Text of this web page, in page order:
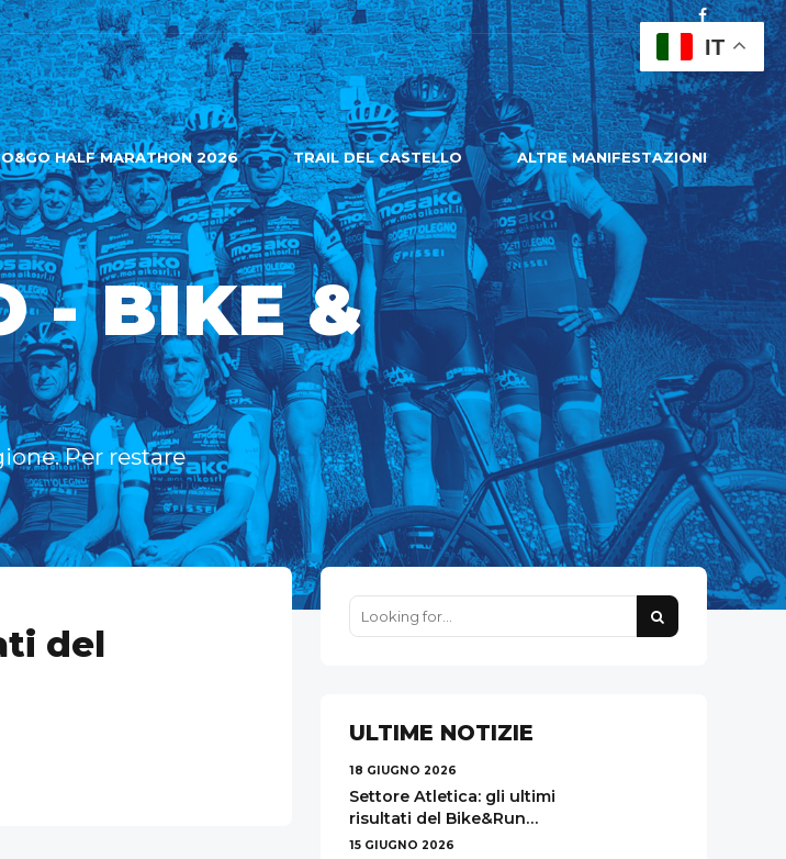
HALF MARATHON 2026 TRAIL DEL CASTELLO ALTRE MANIFESTAZIONI
- BIKE &
Per restare
del
ULTIME NOTIZIE
18 GIUGNO 2026
Settore Atletica: gli ultimi
risultati del Bike&Run
Gorizia!
15 GIUGNO 2026
IT